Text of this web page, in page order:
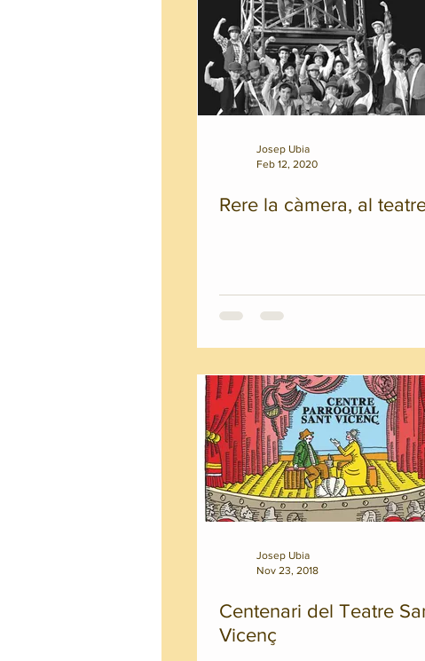
Josep Ubia
Feb 12, 2020
Rere la càmera, al
Josep Ubia
Nov 23, 2018
Centenari del Teatre
Vicenç